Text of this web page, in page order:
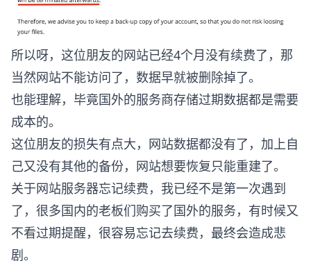
所以呀，这位朋友的网站已经4个月没有续费了，那
当然网站不能访问了，数据早就被删除掉了。
也能理解，毕竟国外的服务商存储过期数据都是需要
成本的。
这位朋友的损失有点大，网站数据都没有了，加上自
己又没有其他的备份，网站想要恢复只能重建了。
关于网站服务器忘记续费，我已经不是第一次遇到
了，很多国内的老板们购买了国外的服务，有时候又
不看过期提醒，很容易忘记去续费，最终会造成悲
剧。